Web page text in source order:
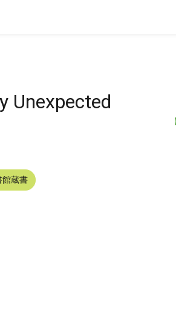
Unexpected
館蔵書